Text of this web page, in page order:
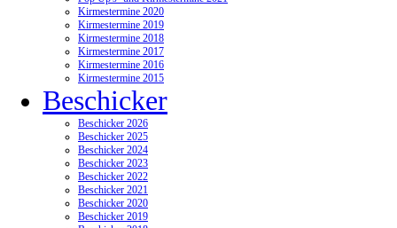
Kirmestermine 2020
Kirmestermine 2019
Kirmestermine 2018
Kirmestermine 2017
Kirmestermine 2016
Kirmestermine 2015
Beschicker
Beschicker 2026
Beschicker 2025
Beschicker 2024
Beschicker 2023
Beschicker 2022
Beschicker 2021
Beschicker 2020
Beschicker 2019